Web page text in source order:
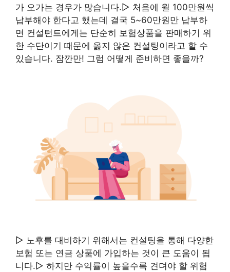
가 오가는 경우가 많습니다.▷ 처음에 월 100만원씩
납부해야 한다고 했는데 결국 5~60만원만 납부하
면 컨설턴트에게는 단순히 보험상품을 판매하기 위
한 수단이기 때문에 옳지 않은 컨설팅이라고 할 수
있습니다. 잠깐만! 그럼 어떻게 준비하면 좋을까?
▷ 노후를 대비하기 위해서는 컨설팅을 통해 다양한
보험 또는 연금 상품에 가입하는 것이 큰 도움이 됩
니다.▷ 하지만 수익률이 높을수록 견뎌야 할 위험